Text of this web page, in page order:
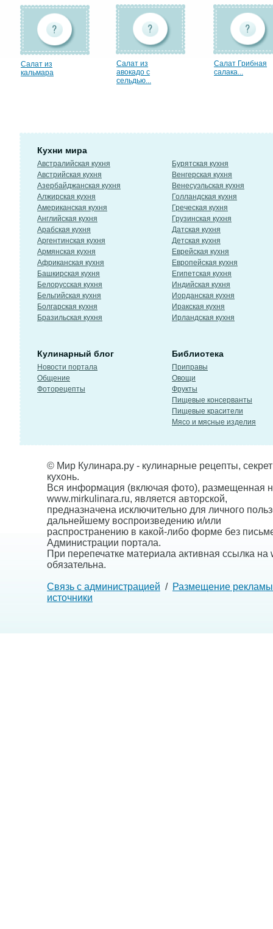
Салат из
кальмара
Салат из
авокадо с
сельдью...
Салат Грибная
салака...
Кухни мира
Австралийская кухня
Австрийская кухня
Азербайджанская кухня
Алжирская кухня
Американская кухня
Английская кухня
Арабская кухня
Аргентинская кухня
Армянская кухня
Африканская кухня
Башкирская кухня
Белорусская кухня
Бельгийская кухня
Болгарская кухня
Бразильская кухня
Бурятская кухня
Венгерская кухня
Венесуэльская кухня
Голландская кухня
Греческая кухня
Грузинская кухня
Датская кухня
Детская кухня
Еврейская кухня
Европейская кухня
Египетская кухня
Индийская кухня
Иорданская кухня
Иракская кухня
Ирландская кухня
Кулинарный блог
Новости портала
Общение
Фоторецепты
Библиотека
Приправы
Овощи
Фрукты
Пищевые консерванты
Пищевые красители
Мясо и мясные изделия
© Мир Кулинара.ру - кулинарные рецепты,
кухонь.
Вся информация (включая фото), размещенная
www.mirkulinara.ru, является авторской,
предназначена исключительно для личного
дальнейшему воспроизведению и/или
распространению в какой-либо форме без
Администрации портала.
При перепечатке материала активная ссылка на
обязательна.
Связь с администрацией / Размещение рекламы
источники